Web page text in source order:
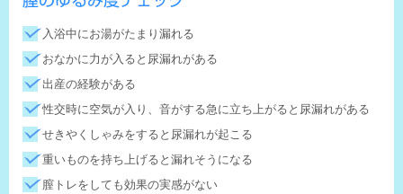
入浴中にお湯がたまり漏れる
おなかに力が入ると尿漏れがある
出産の経験がある
性交時に空気が入り、音がする急に立ち上がると尿漏れがある
せきやくしゃみをすると尿漏れが起こる
重いものを持ち上げると漏れそうになる
膣トレをしても効果の実感がない